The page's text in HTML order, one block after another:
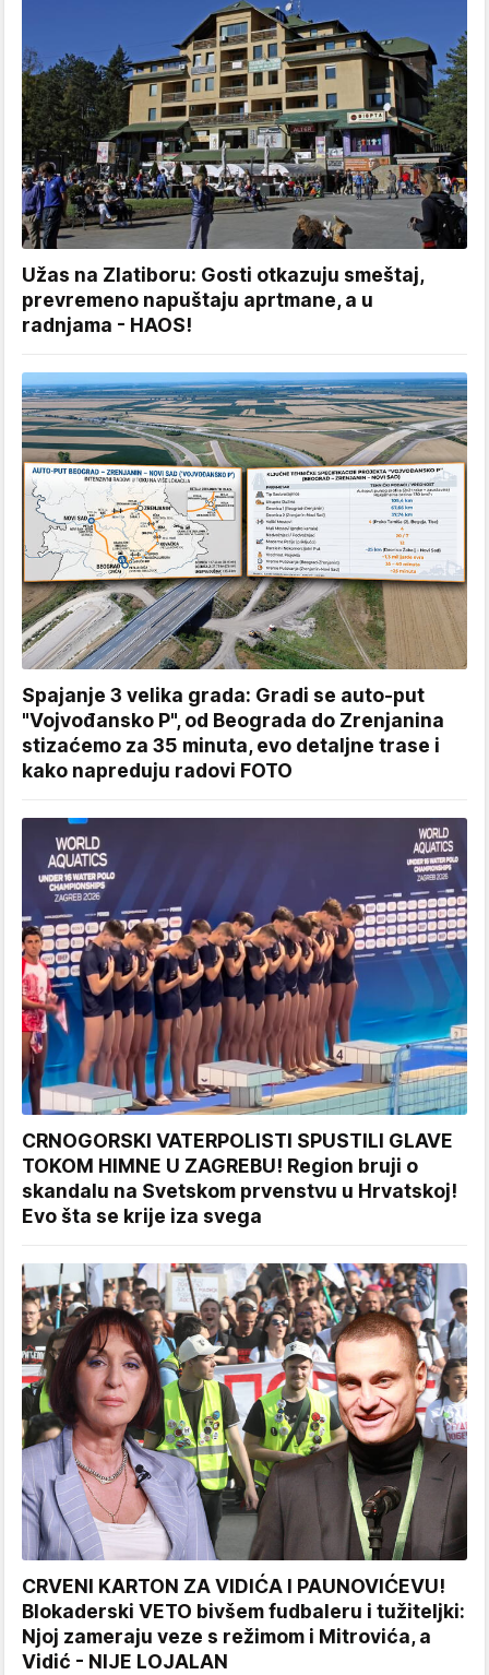
Užas na Zlatiboru: Gosti otkazuju smeštaj,
prevremeno napuštaju aprtmane, a u
radnjama - HAOS!
Spajanje 3 velika grada: Gradi se auto-put
"Vojvođansko P", od Beograda do Zrenjanina
stizaćemo za 35 minuta, evo detaljne trase i
kako napreduju radovi FOTO
CRNOGORSKI VATERPOLISTI SPUSTILI GLAVE
TOKOM HIMNE U ZAGREBU! Region bruji o
skandalu na Svetskom prvenstvu u Hrvatskoj!
Evo šta se krije iza svega
CRVENI KARTON ZA VIDIĆA I PAUNOVIĆEVU!
Blokaderski VETO bivšem fudbaleru i tužiteljki:
Njoj zameraju veze s režimom i Mitrovića, a
Vidić - NIJE LOJALAN